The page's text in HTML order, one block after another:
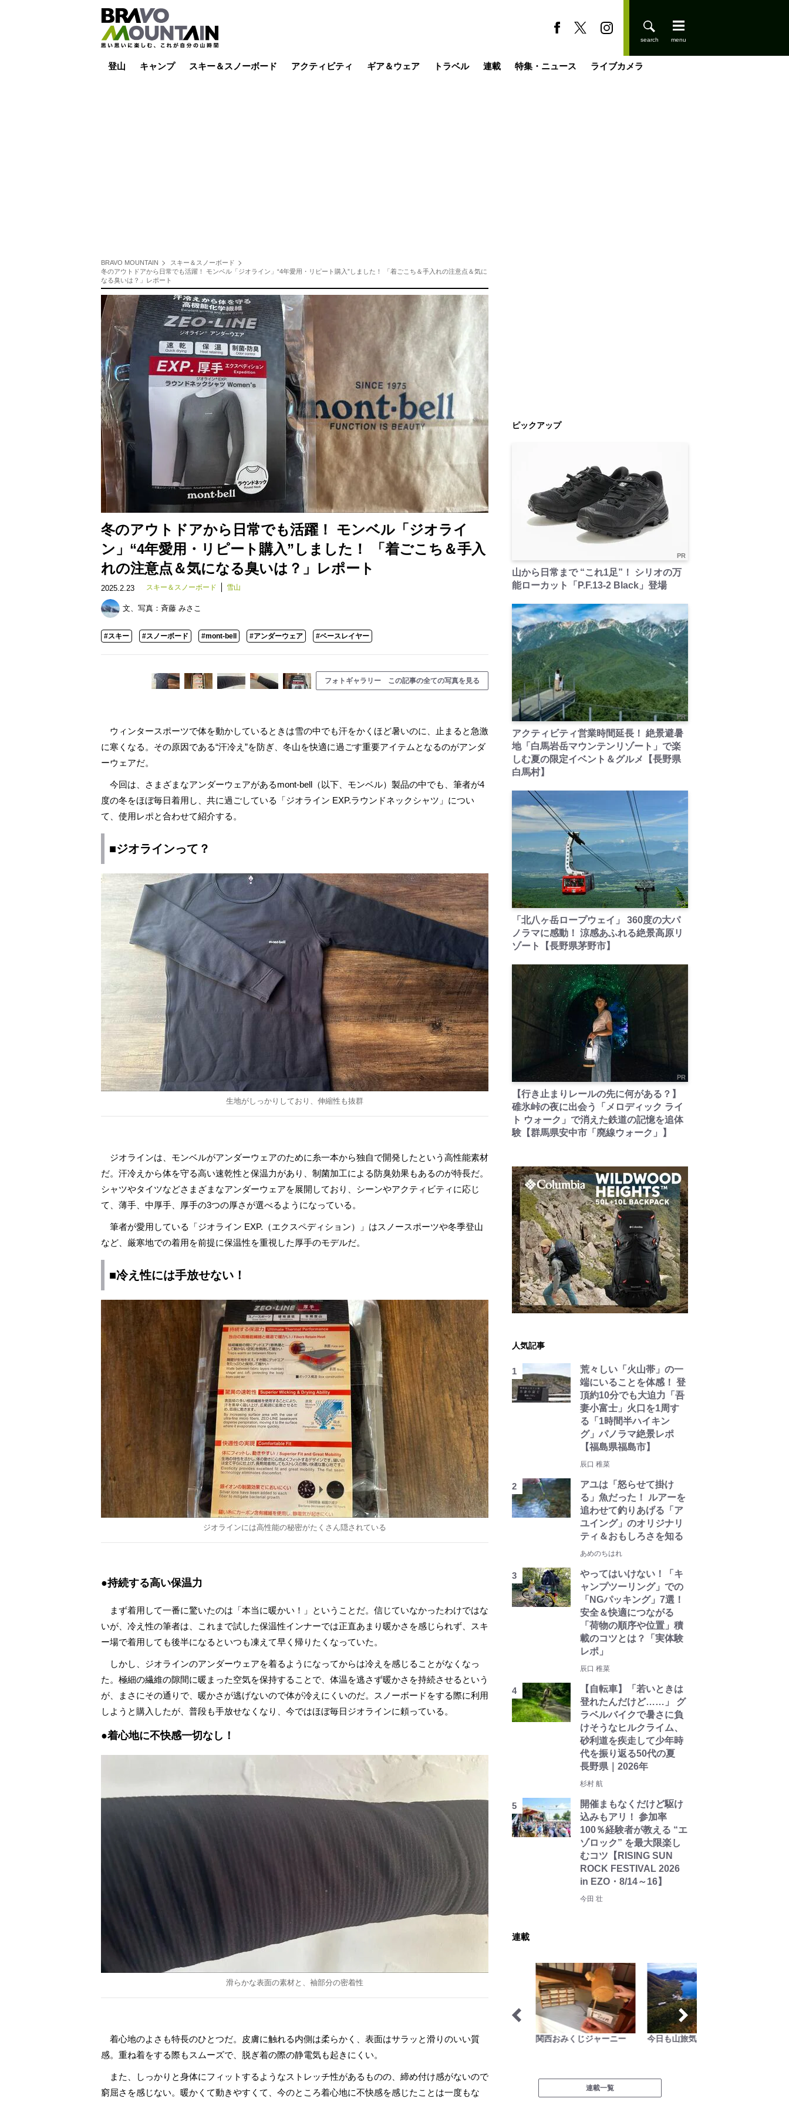
登山 キャンプ スキー＆スノーボード アクティビティ ギア＆ウェア トラベル 連載 特集・ニュース ライブカメラ
BRAVO MOUNTAIN
スキー＆スノーボード
冬のアウトドアから日常でも活躍！ モンベル「ジオライン」“4年愛用・リピート購入”しました！ 「着ごこち＆手入れの注意点＆気に
なる臭いは？」レポート
冬のアウトドアから日常でも活躍！ モンベル「ジオライ
ン」“4年愛用・リピート購入”しました！ 「着ごこち＆手入
れの注意点＆気になる臭いは？」レポート
2025.2.23 スキー＆スノーボード 雪山
文、写真： 斉藤 みさこ
#スキー #スノーボード #mont-bell #アンダーウェア #ベースレイヤー
フォトギャラリー この記事の全ての写真を見る
ウィンタースポーツで体を動かしているときは雪の中でも汗をかくほど暑いのに、止まると急激
に寒くなる。その原因である“汗冷え”を防ぎ、冬山を快適に過ごす重要アイテムとなるのがアンダ
ーウェアだ。
今回は、さまざまなアンダーウェアがあるmont-bell（以下、モンベル）製品の中でも、筆者が4
度の冬をほぼ毎日着用し、共に過ごしている「ジオライン EXP.ラウンドネックシャツ」につい
て、使用レポと合わせて紹介する。
■ジオラインって？
生地がしっかりしており、伸縮性も抜群
ジオラインは、モンベルがアンダーウェアのために糸一本から独自で開発したという高性能素材
だ。汗冷えから体を守る高い速乾性と保温力があり、制菌加工による防臭効果もあるのが特長だ。
シャツやタイツなどさまざまなアンダーウェアを展開しており、シーンやアクティビティに応じ
て、薄手、中厚手、厚手の3つの厚さが選べるようになっている。
筆者が愛用している「ジオライン EXP.（エクスペディション）」はスノースポーツや冬季登山
など、厳寒地での着用を前提に保温性を重視した厚手のモデルだ。
■冷え性には手放せない！
ジオラインには高性能の秘密がたくさん隠されている
●持続する高い保温力
まず着用して一番に驚いたのは「本当に暖かい！」ということだ。信じていなかったわけではな
いが、冷え性の筆者は、これまで試した保温性インナーでは正直あまり暖かさを感じられず、スキ
ー場で着用しても後半になるといつも凍えて早く帰りたくなっていた。
しかし、ジオラインのアンダーウェアを着るようになってからは冷えを感じることがなくなっ
た。極細の繊維の隙間に暖まった空気を保持することで、体温を逃さず暖かさを持続させるという
が、まさにその通りで、暖かさが逃げないので体が冷えにくいのだ。スノーボードをする際に利用
しようと購入したが、普段も手放せなくなり、今ではほぼ毎日ジオラインに頼っている。
●着心地に不快感一切なし！
滑らかな表面の素材と、袖部分の密着性
着心地のよさも特長のひとつだ。皮膚に触れる内側は柔らかく、表面はサラッと滑りのいい質
感。重ね着をする際もスムーズで、脱ぎ着の際の静電気も起きにくい。
また、しっかりと身体にフィットするようなストレッチ性があるものの、締め付け感がないので
窮屈さを感じない。暖かくて動きやすくて、今のところ着心地に不快感を感じたことは一度もな
ピックアップ
PR
山から日常まで “これ1足”！ シリオの万
能ローカット「P.F.13-2 Black」登場
PR
アクティビティ営業時間延長！ 絶景避暑
地「白馬岩岳マウンテンリゾート」で楽
しむ夏の限定イベント＆グルメ【長野県
白馬村】
PR
「北八ヶ岳ロープウェイ」 360度の大パ
ノラマに感動！ 涼感あふれる絶景高原リ
ゾート【長野県茅野市】
PR
【行き止まりレールの先に何がある？】
碓氷峠の夜に出会う「メロディック ライ
ト ウォーク」で消えた鉄道の記憶を追体
験【群馬県安中市「廃線ウォーク」】
人気記事
荒々しい「火山帯」の一
端にいることを体感！ 登
頂約10分でも大迫力「吾
妻小富士」火口を1周す
る「1時間半ハイキン
グ」パノラマ絶景レポ
【福島県福島市】
辰口 稚菜
アユは「怒らせて掛け
る」魚だった！ ルアーを
追わせて釣りあげる「ア
ユイング」のオリジナリ
ティ＆おもしろさを知る
あめのちはれ
やってはいけない！「キ
ャンプツーリング」での
「NGパッキング」7選！
安全＆快適につながる
「荷物の順序や位置」積
載のコツとは？「実体験
レポ」
辰口 稚菜
【自転車】「若いときは
登れたんだけど……」 グ
ラベルバイクで暑さに負
けそうなヒルクライム、
砂利道を疾走して少年時
代を振り返る50代の夏
長野県｜2026年
杉村 航
開催まもなくだけど駆け
込みもアリ！ 参加率
100％経験者が教える “エ
ゾロック” を最大限楽し
むコツ【RISING SUN
ROCK FESTIVAL 2026
in EZO・8/14～16】
今田 壮
連載
家族でソトアソビ 映える山のテン場 関西おみくじジャーニー 今日も山旅気分
連載一覧